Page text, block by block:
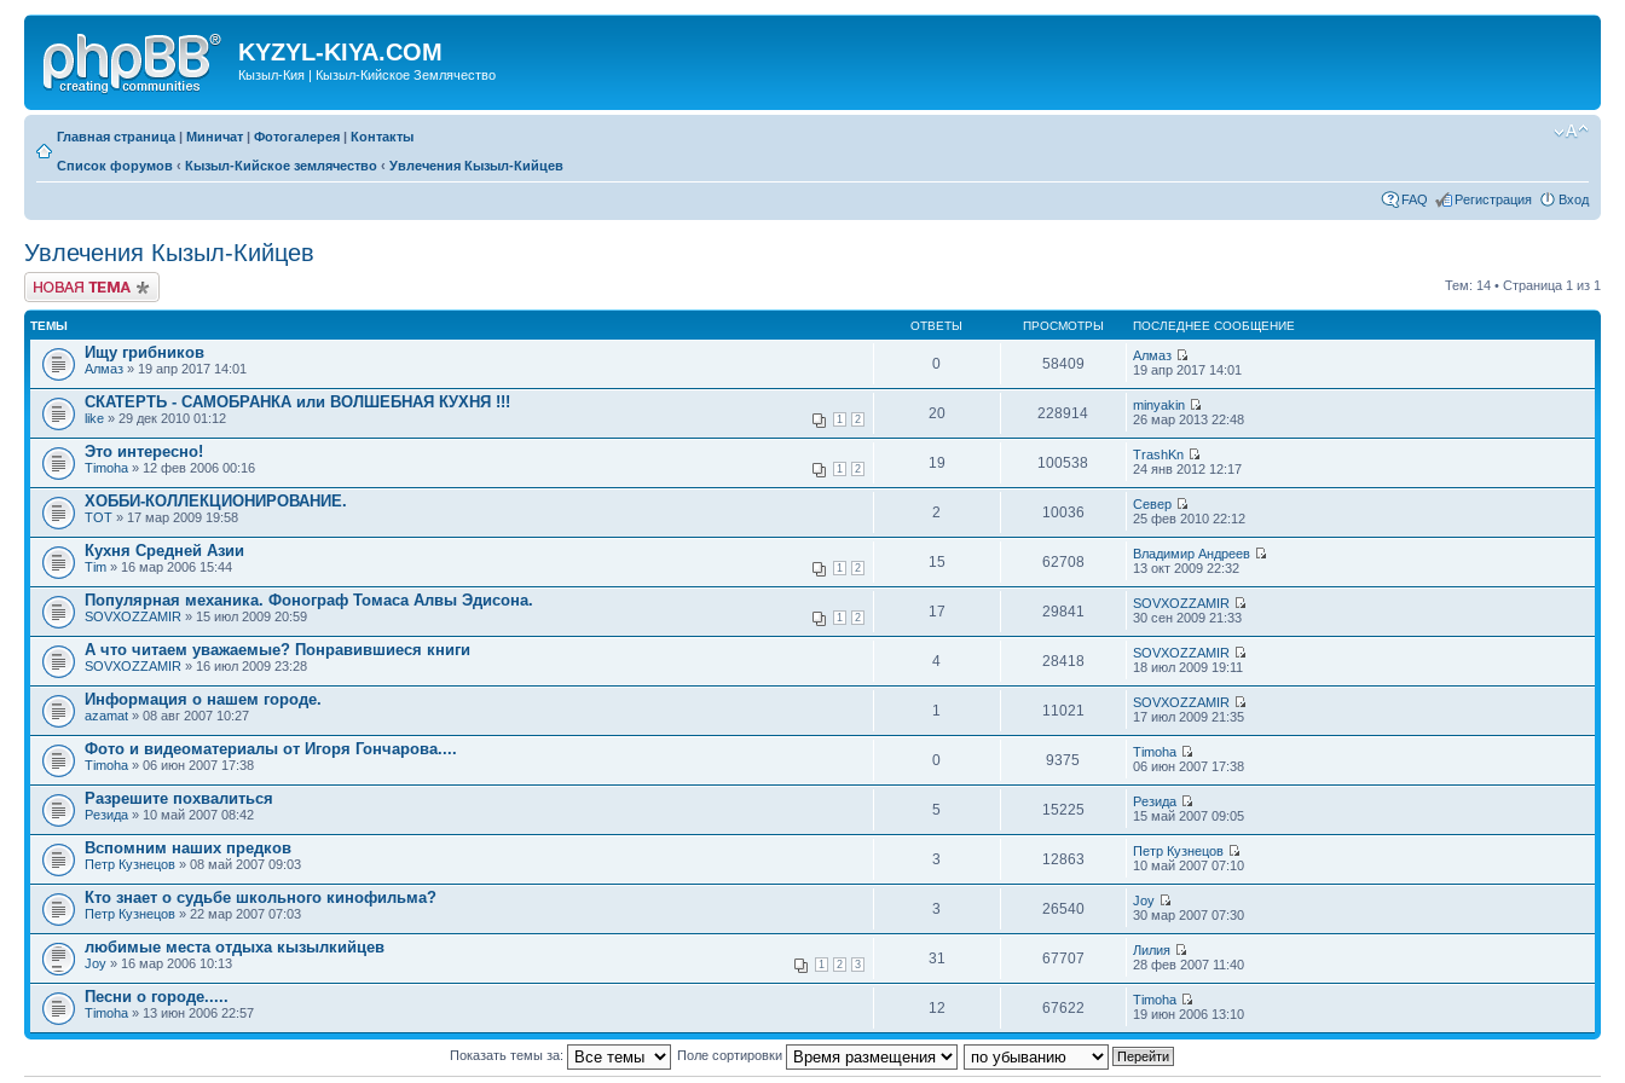
KYZYL-KIYA.COM
Кызыл-Кия | Кызыл-Кийское Землячество
Главная страница | Миничат | Фотогалерея | Контакты
Список форумов ‹ Кызыл-Кийское землячество ‹ Увлечения Кызыл-Кийцев
FAQ Регистрация Вход
Увлечения Кызыл-Кийцев
Новая тема Тем: 14 • Страница 1 из 1
ТЕМЫ ОТВЕТЫ ПРОСМОТРЫ ПОСЛЕДНЕЕ СООБЩЕНИЕ
Ищу грибников
Алмаз » 19 апр 2017 14:01 0 58409
Алмаз
19 апр 2017 14:01
СКАТЕРТЬ - САМОБРАНКА или ВОЛШЕБНАЯ КУХНЯ !!!
1 2
like » 29 дек 2010 01:12 20 228914
minyakin
26 мар 2013 22:48
Это интересно!
1 2
Timoha » 12 фев 2006 00:16 19 100538
TrashKn
24 янв 2012 12:17
ХОББИ-КОЛЛЕКЦИОНИРОВАНИЕ.
TOT » 17 мар 2009 19:58 2 10036
Север
25 фев 2010 22:12
Кухня Средней Азии
1 2
Tim » 16 мар 2006 15:44 15 62708
Владимир Андреев
13 окт 2009 22:32
Популярная механика. Фонограф Томаса Алвы Эдисона.
1 2
SOVXOZZAMIR » 15 июл 2009 20:59 17 29841
SOVXOZZAMIR
30 сен 2009 21:33
А что читаем уважаемые? Понравившиеся книги
SOVXOZZAMIR » 16 июл 2009 23:28 4 28418
SOVXOZZAMIR
18 июл 2009 19:11
Информация о нашем городе.
azamat » 08 авг 2007 10:27 1 11021
SOVXOZZAMIR
17 июл 2009 21:35
Фото и видеоматериалы от Игоря Гончарова....
Timoha » 06 июн 2007 17:38 0 9375
Timoha
06 июн 2007 17:38
Разрешите похвалиться
Резида » 10 май 2007 08:42 5 15225
Резида
15 май 2007 09:05
Вспомним наших предков
Петр Кузнецов » 08 май 2007 09:03 3 12863
Петр Кузнецов
10 май 2007 07:10
Кто знает о судьбе школьного кинофильма?
Петр Кузнецов » 22 мар 2007 07:03 3 26540
Joy
30 мар 2007 07:30
любимые места отдыха кызылкийцев
1 2 3
Joy » 16 мар 2006 10:13 31 67707
Лилия
28 фев 2007 11:40
Песни о городе.....
Timoha » 13 июн 2006 22:57 12 67622
Timoha
19 июн 2006 13:10
Показать темы за: Поле сортировки